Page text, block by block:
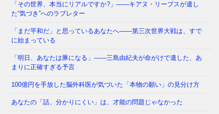
「その世界、本当にリアルですか?」——キアヌ・リーブスが遺し
た“気づき”へのラブレター
「まだ平和だ」と思っているあなたへ——第三次世界大戦は、すで
に始まっている
「明日、あなたは豚になる」——三島由紀夫が命がけで遺した、あ
まりに正確すぎる予言
100億円を手放した脳外科医が気づいた「本物の願い」の見分け方
あなたの「話、分かりにくい」は、才能の問題じゃなかった